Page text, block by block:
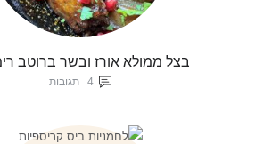
בצל ממולא אורז ובשר ברוטב
4 תגובות